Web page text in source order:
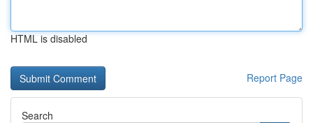
HTML is disabled
Report Page
Search